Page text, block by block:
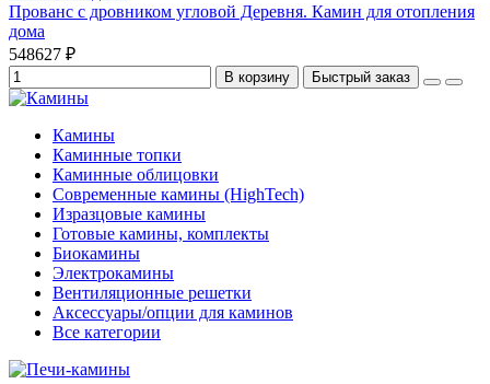
Прованс с дровником угловой Деревня. Камин для отопления
дома
548627 ₽
В корзину Быстрый заказ
Камины
Каминные топки
Каминные облицовки
Современные камины (HighTech)
Изразцовые камины
Готовые камины, комплекты
Биокамины
Электрокамины
Вентиляционные решетки
Аксессуары/опции для каминов
Все категории